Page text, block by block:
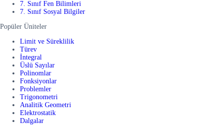
7. Sınıf Fen Bilimleri
7. Sınıf Sosyal Bilgiler
Popüler Üniteler
Limit ve Süreklilik
Türev
İntegral
Üslü Sayılar
Polinomlar
Fonksiyonlar
Problemler
Trigonometri
Analitik Geometri
Elektrostatik
Dalgalar